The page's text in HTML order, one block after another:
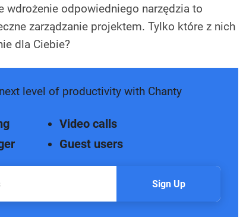
wdrożenie odpowiedniego narzędzia to
zarządzanie projektem. Tylko które z nich
dla Ciebie?
level of productivity with Chanty
Video calls
Guest users
Sign Up